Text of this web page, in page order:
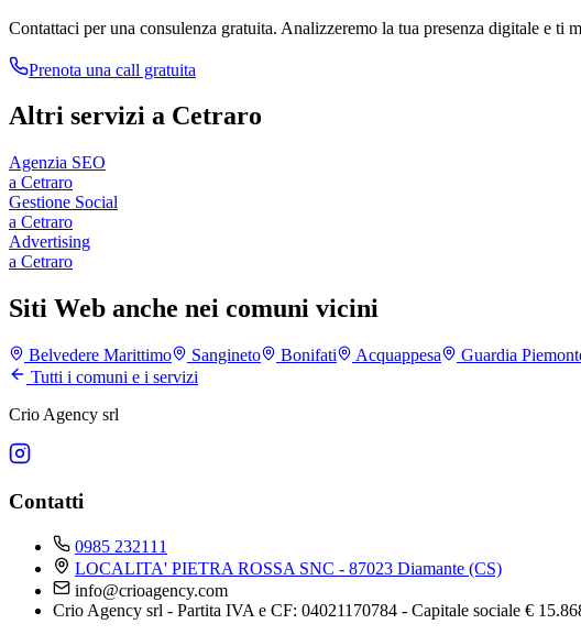
Contattaci per una consulenza gratuita. Analizzeremo la tua presenza digitale e ti
Prenota una call gratuita
Altri servizi a Cetraro
Agenzia SEO
a Cetraro
Gestione Social
a Cetraro
Advertising
a Cetraro
Siti Web anche nei comuni vicini
Belvedere Marittimo Sangineto Bonifati Acquappesa Guardia
Tutti i comuni e i servizi
Crio Agency srl
Contatti
0985 232111
LOCALITA' PIETRA ROSSA SNC - 87023 Diamante (CS)
info@crioagency.com
Crio Agency srl - Partita IVA e CF: 04021170784 - Capitale sociale €